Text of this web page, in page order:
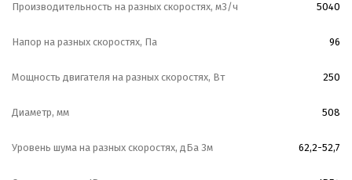
Производительность на разных скоростях, м3/ч 5040
Напор на разных скоростях, Па 96
Мощность двигателя на разных скоростях, Вт 250
Диаметр, мм 508
Уровень шума на разных скоростях, дБа 3м 62,2-52,7